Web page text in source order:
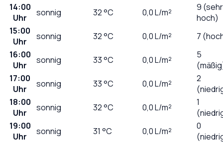
14:00
Uhr
sonnig 32°C 0,0L/m²
9 (sehr
hoch)
15:00
Uhr
sonnig 32°C 0,0L/m²
7
16:00
Uhr
sonnig 33°C 0,0L/m²
5
17:00
Uhr
sonnig 33°C 0,0L/m²
2
18:00
Uhr
sonnig 32°C 0,0L/m²
1
19:00
Uhr
sonnig 31 °C 0,0L/m²
0